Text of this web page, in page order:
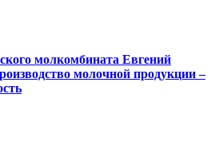
молкомбината Евгений
молочной продукции –